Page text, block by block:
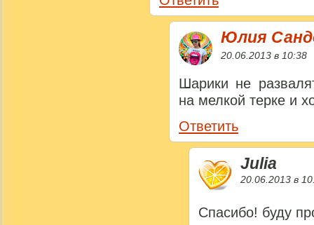
Юлия
20.06.2013 в 10:38
Шарики не
на мелкой терке и
Ответить
Julia
20.06.2013 в
Спасибо! буду